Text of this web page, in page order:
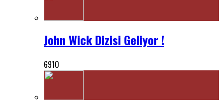
John Wick Dizisi Geliyor !
6910